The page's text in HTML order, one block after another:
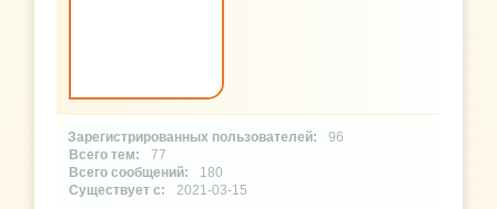
96
77
180
2021-03-15